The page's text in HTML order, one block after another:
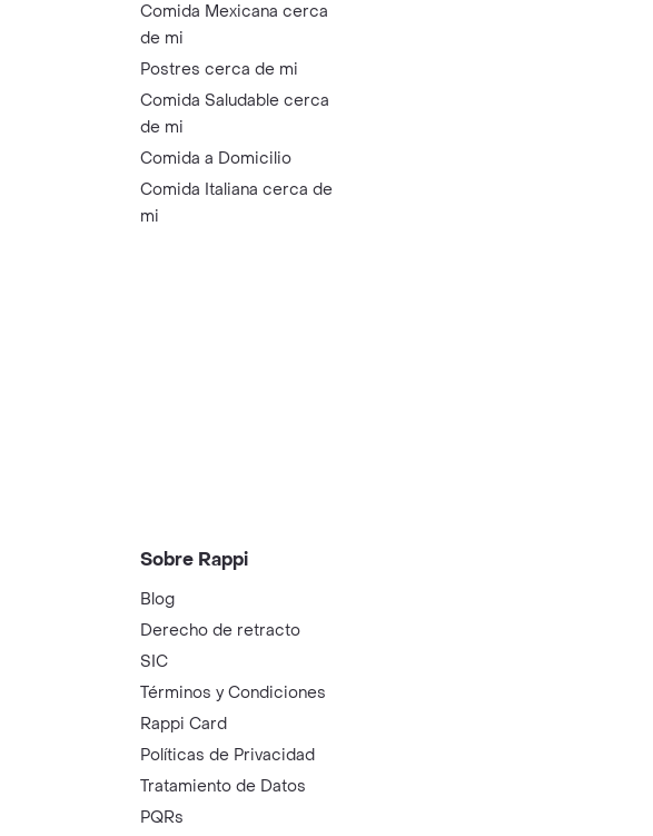
Comida Mexicana cerca
de mi
Postres cerca de mi
Comida Saludable cerca
de mi
Comida a Domicilio
Comida Italiana cerca de
mi
Sobre Rappi
Blog
Derecho de retracto
SIC
Términos y Condiciones
Rappi Card
Políticas de Privacidad
Tratamiento de Datos
PQRs